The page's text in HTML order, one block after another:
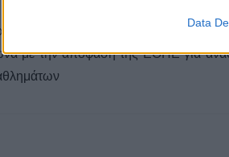
Data
έκτακτο Δ.Σ. της ΕΣΠΕΚΕΛ,
με την απόφαση της ΕΟΠΕ για